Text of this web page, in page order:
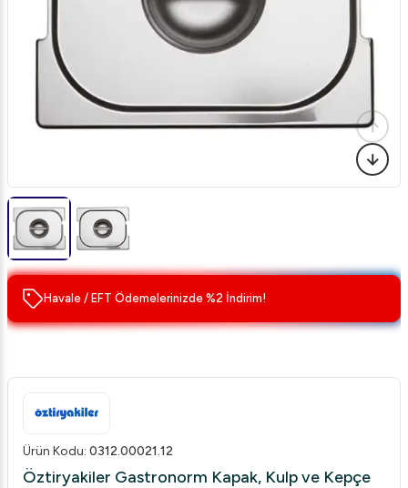
Havale / EFT Ödemelerinizde %2 İndirim!
Ürün Kodu: 0312.00021.12
Öztiryakiler Gastronorm Kapak, Kulp ve Kepçe